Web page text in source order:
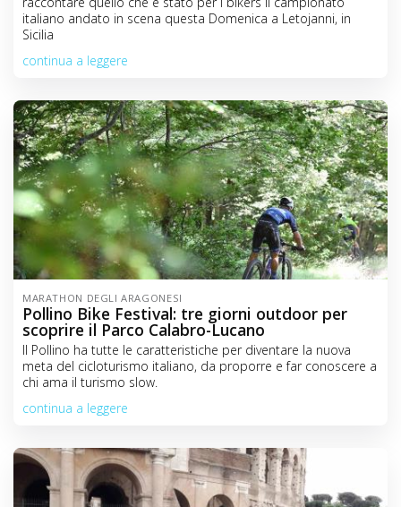
italiano andato in scena questa Domenica a Letojanni, in
Sicilia
continua a leggere
MARATHON DEGLI ARAGONESI
Pollino Bike Festival: tre giorni outdoor per
scoprire il Parco Calabro-Lucano
Il Pollino ha tutte le caratteristiche per diventare la nuova
meta del cicloturismo italiano, da proporre e far conoscere a
chi ama il turismo slow.
continua a leggere